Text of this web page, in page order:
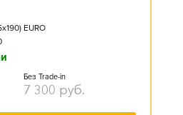
EURO
Без Trade-in
7 300 руб.